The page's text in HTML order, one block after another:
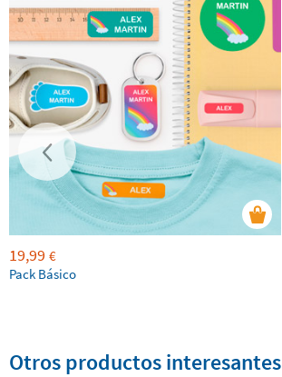
19,99 €
Pack Básico
Otros productos interesantes